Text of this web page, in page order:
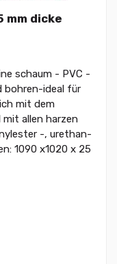
mm dicke
schaum - PVC -
bohren-ideal für
mit dem
mit allen harzen
-, urethan-
1090 x1020 x 25